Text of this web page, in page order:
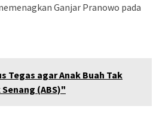
Ganjar Pranowo pada
Tegas agar Anak Buah Tak
(ABS)"